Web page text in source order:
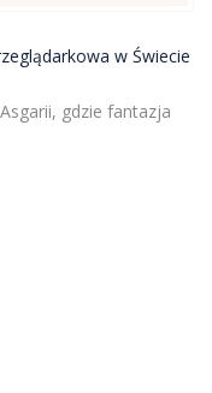
w Świecie
gdzie fantazja